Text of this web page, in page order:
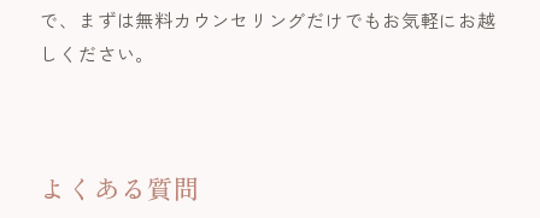
で、まずは無料カウンセリングだけでもお気軽にお越
しください。
よくある質問